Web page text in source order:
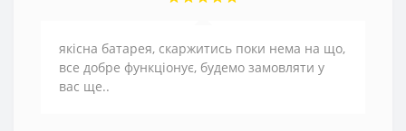
якісна батарея, скаржитись поки нема на що,
все добре функціонує, будемо замовляти у
вас ще..